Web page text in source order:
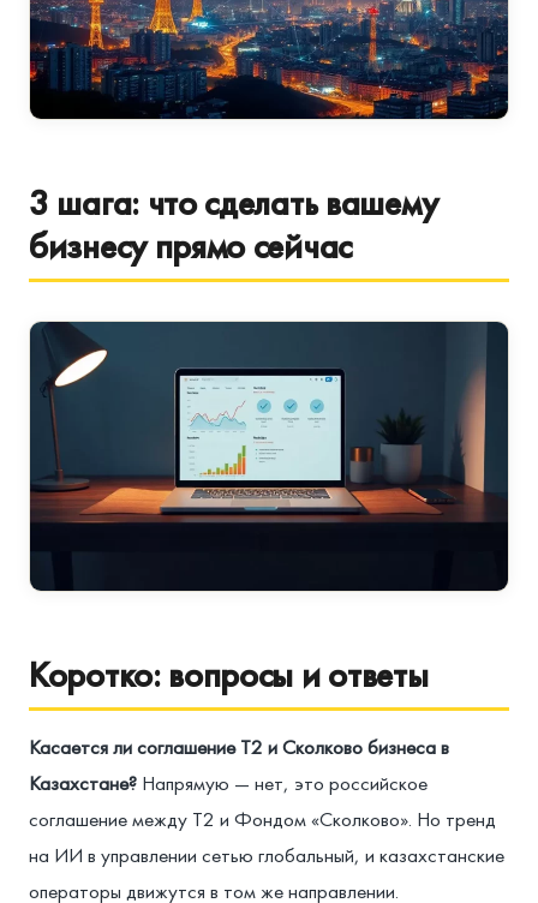
3 шага: что сделать вашему
бизнесу прямо сейчас
Коротко: вопросы и ответы
Касается ли соглашение Т2 и Сколково бизнеса в
Казахстане? Напрямую — нет, это российское
соглашение между Т2 и Фондом «Сколково». Но тренд
на ИИ в управлении сетью глобальный, и казахстанские
операторы движутся в том же направлении.